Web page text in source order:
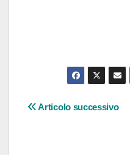
Navigazione
Articolo successivo